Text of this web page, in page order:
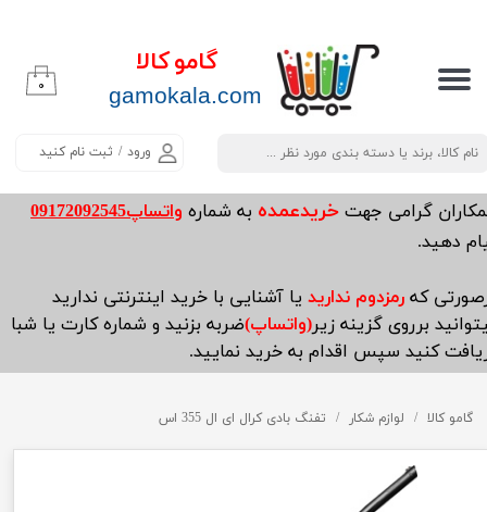
گامو کالا
​​​​​​gamokala.com
ورود / ثبت نام کنید
حساب کاربری من
تغییر گذر واژه
سفارشات
خروج از حساب کاربری
۰
گرامی جهت خریدعمده به شماره واتساپ09172092545
دهید.
که رمزدوم ندارید یا آشنایی با خرید اینترنتی ندارید
برروی گزینه زیر(واتساپ)ضربه بزنید و شماره کارت یا شبا
کنید سپس اقدام به خرید نمایید.
گامو کالا لوازم شکار تفنگ بادی کرال ای ال 355 اس